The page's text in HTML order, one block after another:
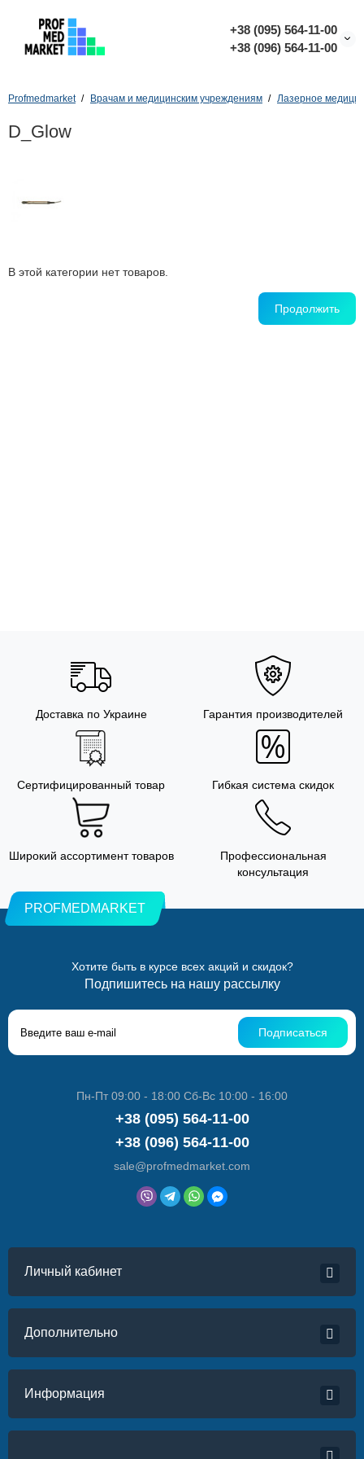
+38 (095) 564-11-00
+38 (096) 564-11-00
Profmedmarket Врачам и медицинским учреждениям Лазерное
D_Glow
В этой категории нет товаров.
Продолжить
Доставка по Украине Гарантия производителей
Сертифицированный товар Гибкая система скидок
Широкий ассортимент товаров
Профессиональная
консультация
PROFMEDMARKET
Хотите быть в курсе всех акций и скидок?
Подпишитесь на нашу рассылку
Подписаться
Пн-Пт 09:00 - 18:00 Сб-Вс 10:00 - 16:00
+38 (095) 564-11-00
+38 (096) 564-11-00
sale@profmedmarket.com
Личный кабинет
Дополнительно
Информация